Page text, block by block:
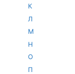
К
Л
М
Н
О
П